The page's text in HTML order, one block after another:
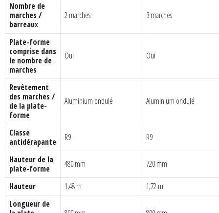
Nombre de
marches /
barreaux
2 marches 3 marches
Plate-forme
comprise dans
le nombre de
marches
Oui Oui
Revêtement
des marches /
de la plate-
forme
Aluminium ondulé Aluminium ondulé
Classe
antidérapante
R9 R9
Hauteur de la
plate-forme
480 mm 720 mm
Hauteur 1,48 m
1,72 m
Longueur de